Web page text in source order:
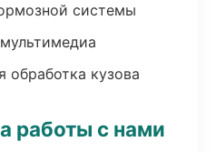
системы
обработка кузова
работы с нами